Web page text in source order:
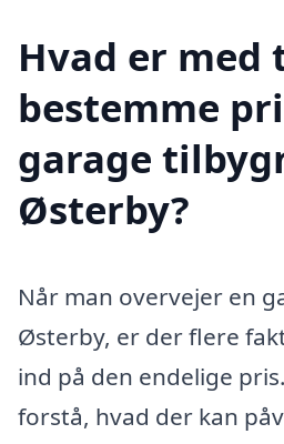
Hvad er med
bestemme
garage
Østerby?
Når man overvejer en
Østerby, er der flere
ind på den endelige
forstå, hvad der kan